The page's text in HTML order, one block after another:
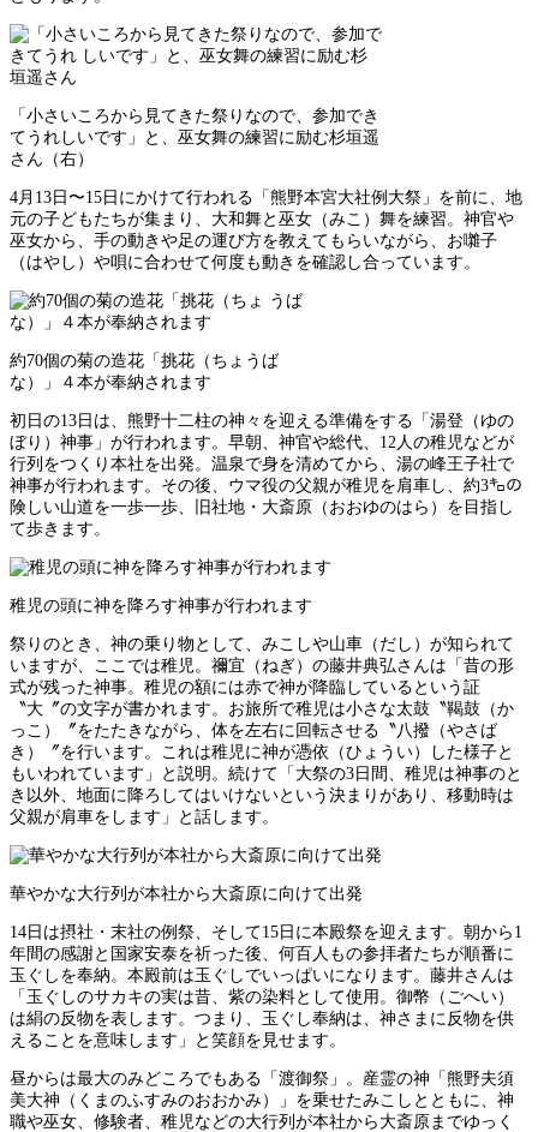
「小さいころから見てきた祭りなので、参加でき
てうれしいです」と、巫女舞の練習に励む杉垣遥
さん（右）
4月13日〜15日にかけて行われる「熊野本宮大社例大祭」を前に、地
元の子どもたちが集まり、大和舞と巫女（みこ）舞を練習。神官や
巫女から、手の動きや足の運び方を教えてもらいながら、お囃子
（はやし）や唄に合わせて何度も動きを確認し合っています。
約70個の菊の造花「挑花（ちょうば
な）」４本が奉納されます
初日の13日は、熊野十二柱の神々を迎える準備をする「湯登（ゆの
ぼり）神事」が行われます。早朝、神官や総代、12人の稚児などが
行列をつくり本社を出発。温泉で身を清めてから、湯の峰王子社で
神事が行われます。その後、ウマ役の父親が稚児を肩車し、約3㌔の
険しい山道を一歩一歩、旧社地・大斎原（おおゆのはら）を目指し
て歩きます。
稚児の頭に神を降ろす神事が行われます
祭りのとき、神の乗り物として、みこしや山車（だし）が知られて
いますが、ここでは稚児。禰宜（ねぎ）の藤井典弘さんは「昔の形
式が残った神事。稚児の額には赤で神が降臨しているという証
〝大〞の文字が書かれます。お旅所で稚児は小さな太鼓〝鞨鼓（か
っこ）〞をたたきながら、体を左右に回転させる〝八撥（やさば
き）〞を行います。これは稚児に神が憑依（ひょうい）した様子と
もいわれています」と説明。続けて「大祭の3日間、稚児は神事のと
き以外、地面に降ろしてはいけないという決まりがあり、移動時は
父親が肩車をします」と話します。
華やかな大行列が本社から大斎原に向けて出発
14日は摂社・末社の例祭、そして15日に本殿祭を迎えます。朝から1
年間の感謝と国家安泰を祈った後、何百人もの参拝者たちが順番に
玉ぐしを奉納。本殿前は玉ぐしでいっぱいになります。藤井さんは
「玉ぐしのサカキの実は昔、紫の染料として使用。御幣（ごへい）
は絹の反物を表します。つまり、玉ぐし奉納は、神さまに反物を供
えることを意味します」と笑顔を見せます。
昼からは最大のみどころでもある「渡御祭」。産霊の神「熊野夫須
美大神（くまのふすみのおおかみ）」を乗せたみこしとともに、神
職や巫女、修験者、稚児などの大行列が本社から大斎原までゆっく